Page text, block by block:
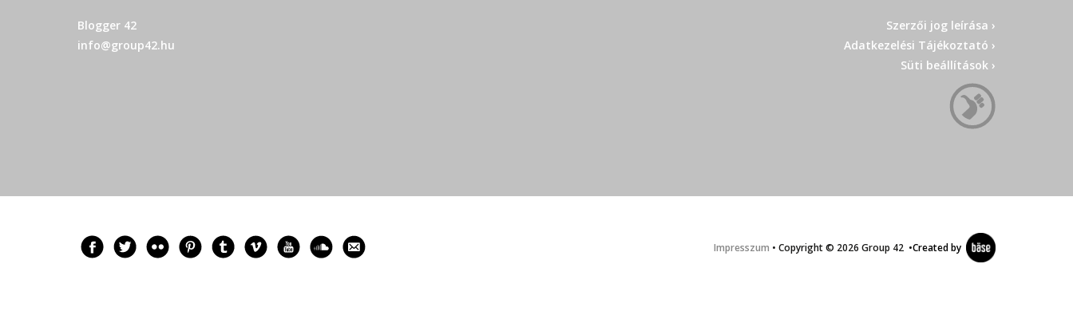
Blogger 42
info@group42.hu
Szerzői jog leírása ›
Adatkezelési Tájékoztató ›
Süti beállítások ›
Impresszum • Copyright © 2026 Group 42 •Created by